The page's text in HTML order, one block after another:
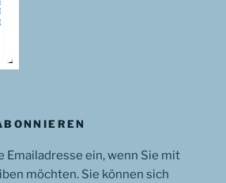
Emailadresse ein, wenn Sie mit
möchten. Sie können sich